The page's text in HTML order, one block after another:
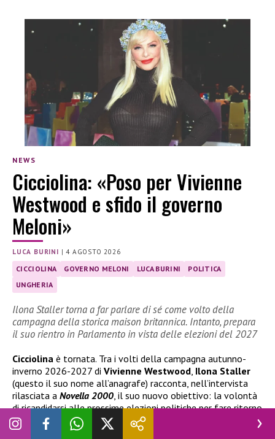
NEWS
Cicciolina: «Poso per Vivienne
Westwood e sfido il governo
Meloni»
LUCA BURINI |4 AGOSTO 2026
CICCIOLINA GOVERNO MELONI LUCA BURINI
POLITICA
UNGHERIA
Ilona Staller torna a far parlare di sé come volto della
campagna della storica maison britannica. Intanto, prepara
il suo rientro in Parlamento in vista delle elezioni del 2027
Cicciolina è tornata. Tra i volti della campagna autunno-
inverno 2026-2027 di Vivienne Westwood Ilona Staller
(questo il suo nome all’anagrafe) racconta, nell’intervista
rilasciata a Novella 2000 , il suo nuovo obiettivo: la volontà
di ricandidarsi alle prossime elezioni politiche per fare ritorno
in Parlamento, dopo l’esperienza da deputata nella X
legislatura, tra il 1987 e il 1992.